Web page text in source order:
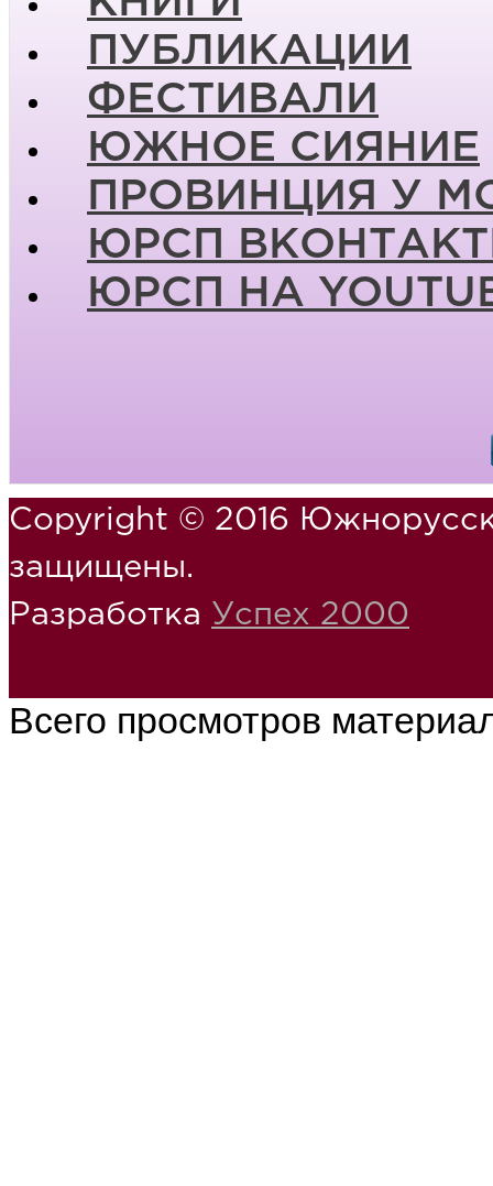
ПУБЛИКАЦИИ
ФЕСТИВАЛИ
ЮЖНОЕ СИЯНИЕ
ПРОВИНЦИЯ У
ЮРСП
ЮРСП НА
Copyright © 2016
защищены.
Разработка Успех 2000
Всего просмотров